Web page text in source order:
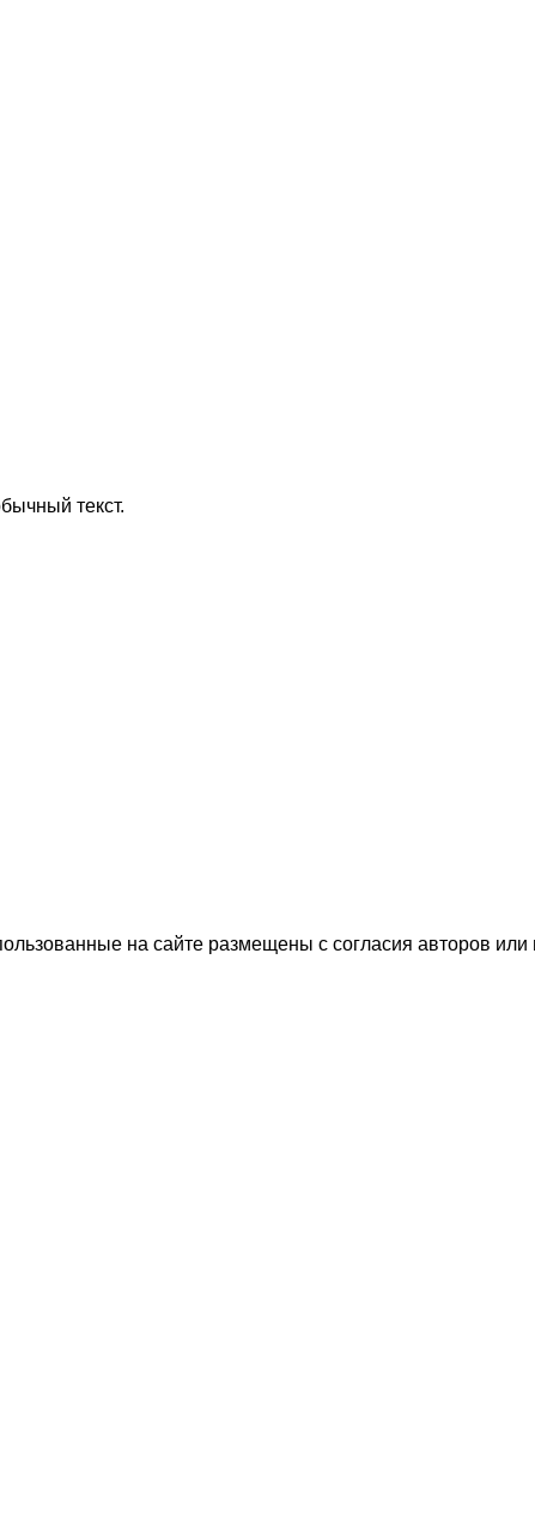
текст.
на сайте размещены с согласия авторов или